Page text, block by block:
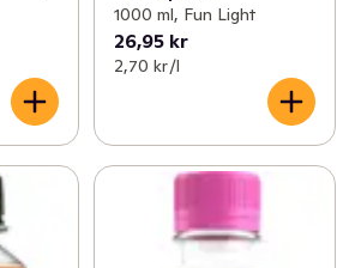
1000 ml, Fun Light
26,95 kr
2,70 kr /l